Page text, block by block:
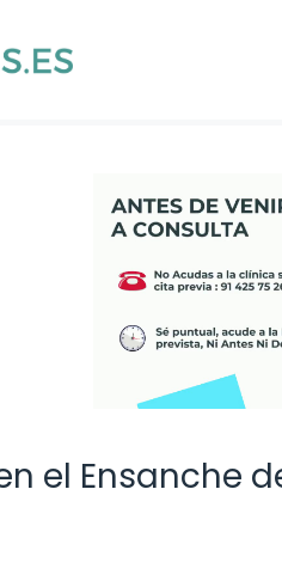
el Ensanche